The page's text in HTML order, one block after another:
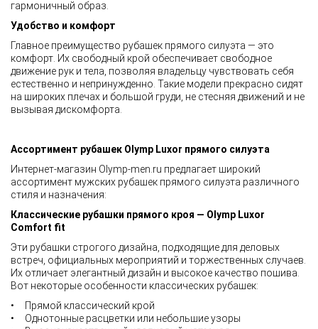
гармоничный образ.
Удобство и комфорт
Главное преимущество рубашек прямого силуэта — это
комфорт. Их свободный крой обеспечивает свободное
движение рук и тела, позволяя владельцу чувствовать себя
естественно и непринужденно. Такие модели прекрасно сидят
на широких плечах и большой груди, не стесняя движений и не
вызывая дискомфорта.
Ассортимент рубашек Olymp Luxor прямого силуэта
Интернет-магазин Olymp-men.ru предлагает широкий
ассортимент мужских рубашек прямого силуэта различного
стиля и назначения:
Классические рубашки прямого кроя — Olymp Luxor
Comfort fit
Эти рубашки строгого дизайна, подходящие для деловых
встреч, официальных мероприятий и торжественных случаев.
Их отличает элегантный дизайн и высокое качество пошива.
Вот некоторые особенности классических рубашек:
• Прямой классический крой
• Однотонные расцветки или небольшие узоры